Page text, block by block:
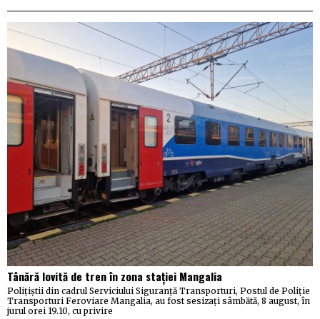
Tânără lovită de tren în zona stației Mangalia
Polițiștii din cadrul Serviciului Siguranță Transporturi, Postul de Poliție
Transporturi Feroviare Mangalia, au fost sesizați sâmbătă, 8 august, în
jurul orei 19.10, cu privire